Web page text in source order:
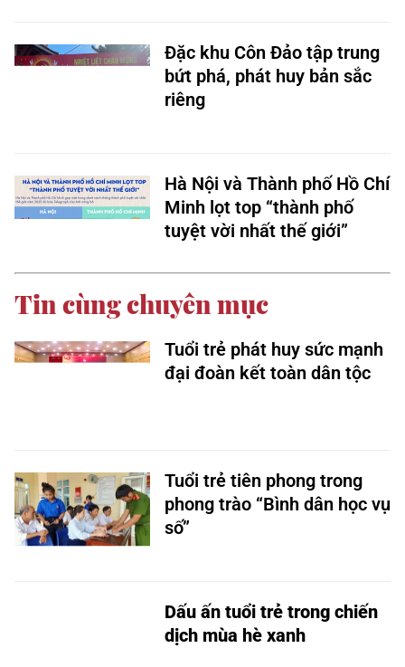
Đặc khu Côn Đảo tập trung
bứt phá, phát huy bản sắc
riêng
Hà Nội và Thành phố Hồ Chí
Minh lọt top “thành phố
tuyệt vời nhất thế giới”
Tin cùng chuyên mục
Tuổi trẻ phát huy sức mạnh
đại đoàn kết toàn dân tộc
Tuổi trẻ tiên phong trong
phong trào “Bình dân học vụ
số”
Dấu ấn tuổi trẻ trong chiến
dịch mùa hè xanh